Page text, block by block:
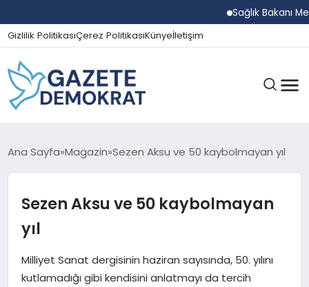
Sağlık Bakanı
Gizlilik PolitikasıÇerez PolitikasıKünyeİletişim
GÜNDEM
EKONOMI
Ana Sayfa Magazin Sezen Aksu ve 50 kaybolmayan yıl
Sezen Aksu ve 50 kaybolmayan
yıl
Milliyet Sanat dergisinin haziran sayısında, 50. yılını
kutlamadığı gibi kendisini anlatmayı da tercih